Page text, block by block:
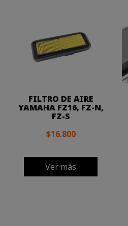
FILTRO DE AIRE
YAMAHA FZ16, FZ-N,
FZ-S
$16.800
Ver más